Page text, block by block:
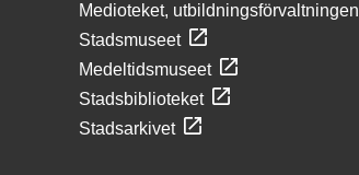
Medioteket, utbildningsförvaltningen
Stadsmuseet
Medeltidsmuseet
Stadsbiblioteket
Stadsarkivet